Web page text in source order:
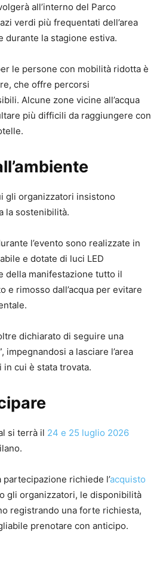
all’interno del Parco
verdi più frequentati dell’area
durante la stagione estiva.
le persone con mobilità ridotta è
che offre percorsi
Alcune zone vicine all’acqua
più difficili da raggiungere con
gli organizzatori insistono
la sostenibilità.
l’evento sono realizzate in
e dotate di luci LED
della manifestazione tutto il
e rimosso dall’acqua per evitare
dichiarato di seguire una
impegnandosi a lasciare l’area
cui è stata trovata.
si terrà il 24 e 25 luglio 2026
richiede l’acquisto
gli organizzatori, le disponibilità
registrando una forte richiesta,
prenotare con anticipo.